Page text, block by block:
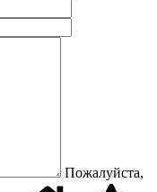
Пожалуйста,